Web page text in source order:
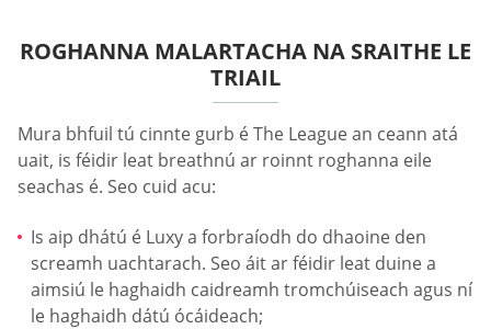
ROGHANNA MALARTACHA NA SRAITHE LE
TRIAIL
Mura bhfuil tú cinnte gurb é The League an ceann atá
uait, is féidir leat breathnú ar roinnt roghanna eile
seachas é. Seo cuid acu:
Is aip dhátú é Luxy a forbraíodh do dhaoine den
screamh uachtarach. Seo áit ar féidir leat duine a
aimsiú le haghaidh caidreamh tromchúiseach agus ní
le haghaidh dátú ócáideach;